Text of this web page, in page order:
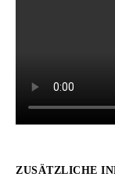
ZUSÄTZLICHE